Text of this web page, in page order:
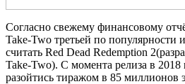
Согласно свежему финансовому
Take-Two третьей по
считать Red Dead Redemption
Take-Two). С момента релиза в 2018
разойтись тиражом в 85 миллионов